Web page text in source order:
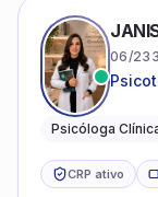
06/
Psicóloga
CRP ativo